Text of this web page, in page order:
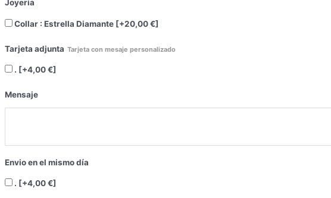
Joyeria
Collar : Estrella Diamante [+20,00 €]
Tarjeta adjunta Tarjeta con mesaje personalizado
. [+4,00 €]
Mensaje
Envio en el mismo día
. [+4,00 €]